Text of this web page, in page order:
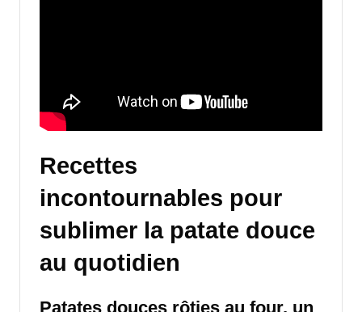
Recettes
incontournables pour
sublimer la patate douce
au quotidien
Patates douces rôties au four, un